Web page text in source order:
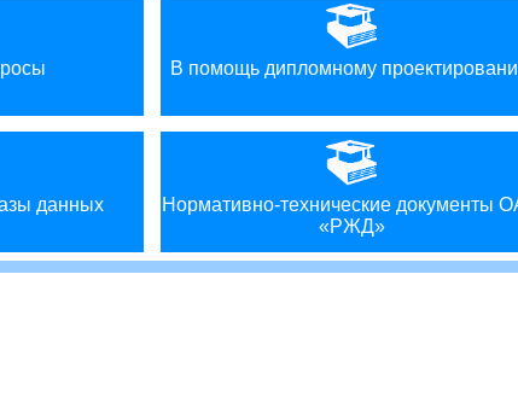
В помощь дипломному
данных
Нормативно-технические документы
«РЖД»